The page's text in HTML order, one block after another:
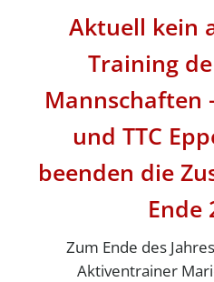
Aktuell kein
Training
Mannschaften
und TTC
beenden die
Ende
Zum Ende des
Aktiventrainer